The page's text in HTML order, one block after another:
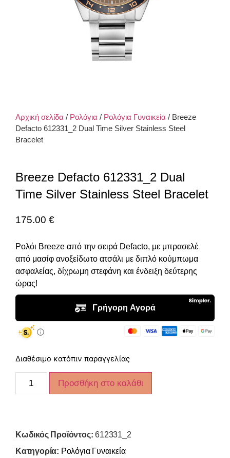
Αρχική σελίδα / Ρολόγια / Ρολόγια Γυναικεία / Breeze
Defacto 612331_2 Dual Time Silver Stainless Steel
Bracelet
Breeze Defacto 612331_2 Dual
Time Silver Stainless Steel Bracelet
175.00 €
Ρολόι Breeze από την σειρά Defacto, με μπρασελέ
από μασίφ ανοξείδωτο ατσάλι με διπλό κούμπωμα
ασφαλείας, δίχρωμη στεφάνη και ένδειξη δεύτερης
ώρας!
Διαθέσιμο κατόπιν παραγγελίας
Προσθήκη στο καλάθι
Κωδικός Προϊόντος:612331_2
Κατηγορία: Ρολόγια Γυναικεία